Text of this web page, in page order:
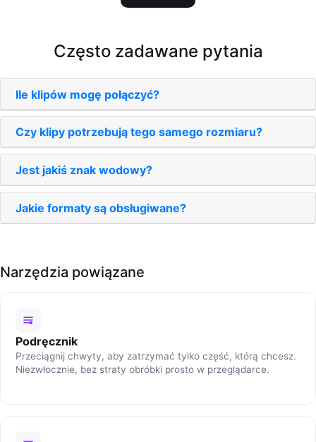
Często zadawane pytania
Ile klipów mogę połączyć?
Czy klipy potrzebują tego samego rozmiaru?
Jest jakiś znak wodowy?
Jakie formaty są obsługiwane?
Narzędzia powiązane
Podręcznik
Przeciągnij chwyty, aby zatrzymać tylko część, którą chcesz.
Niezwłocznie, bez straty obróbki prosto w przeglądarce.